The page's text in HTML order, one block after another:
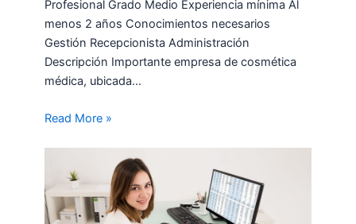
Profesional Grado Medio Experiencia mínima Al
menos 2 años Conocimientos necesarios
Gestión Recepcionista Administración
Descripción Importante empresa de cosmética
médica, ubicada…
Read More »